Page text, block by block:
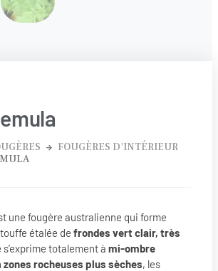
FOUGÈRES D'INTÉRIEUR
une fougère australienne qui forme
étalée de frondes vert clair, très
s’exprime totalement à mi-ombre
zones rocheuses plus sèches, les